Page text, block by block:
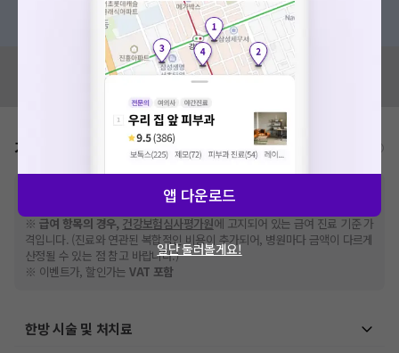
혹은, 의료상담 서비스에 다양한 게시글 보러가기
혹시 잘못된 병원정보가 있나요?
가격표 비급여/급여 진료란?
추가비용 등으로 실제 가격과 상이할 수 있으니, 정확
한 가격은 해당 의료기관에 직접 문의해주세요.
※ 급여 항목의 경우, 건강보험심사평가원에 고지되어 있는 급여 진료 기준 가
격입니다. (진료와 연관된 복합적인 비용이 추가되어, 병원마다 금액이 다르게
산정될 수 있는 점 참고 바랍니다.)
※ 이벤트가, 할인가는VAT 포함
한방 시술 및 처치료
앱 다운로드
일단 둘러볼게요!